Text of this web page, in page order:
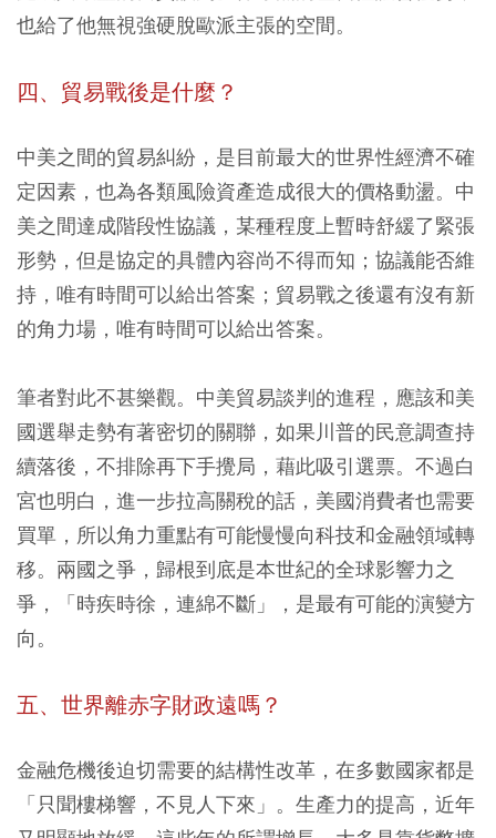
也給了他無視強硬脫歐派主張的空間。
四、貿易戰後是什麼？
中美之間的貿易糾紛，是目前最大的世界性經濟不確
定因素，也為各類風險資產造成很大的價格動盪。中
美之間達成階段性協議，某種程度上暫時舒緩了緊張
形勢，但是協定的具體內容尚不得而知；協議能否維
持，唯有時間可以給出答案；貿易戰之後還有沒有新
的角力場，唯有時間可以給出答案。
筆者對此不甚樂觀。中美貿易談判的進程，應該和美
國選舉走勢有著密切的關聯，如果川普的民意調查持
續落後，不排除再下手攪局，藉此吸引選票。不過白
宮也明白，進一步拉高關稅的話，美國消費者也需要
買單，所以角力重點有可能慢慢向科技和金融領域轉
移。兩國之爭，歸根到底是本世紀的全球影響力之
爭，「時疾時徐，連綿不斷」，是最有可能的演變方
向。
五、世界離赤字財政遠嗎？
金融危機後迫切需要的結構性改革，在多數國家都是
「只聞樓梯響，不見人下來」。生產力的提高，近年